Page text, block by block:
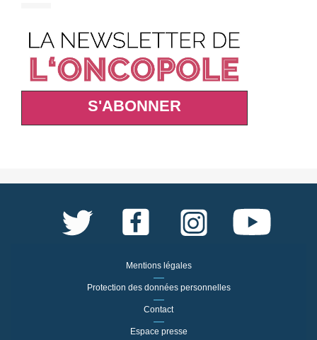
S'ABONNER
Mentions légales
Protection des données personnelles
Contact
Espace presse